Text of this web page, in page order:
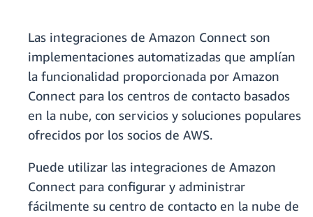
Las integraciones de Amazon Connect son
implementaciones automatizadas que amplían
la funcionalidad proporcionada por Amazon
Connect para los centros de contacto basados
en la nube, con servicios y soluciones populares
ofrecidos por los socios de AWS.
Puede utilizar las integraciones de Amazon
Connect para configurar y administrar
fácilmente su centro de contacto en la nube de